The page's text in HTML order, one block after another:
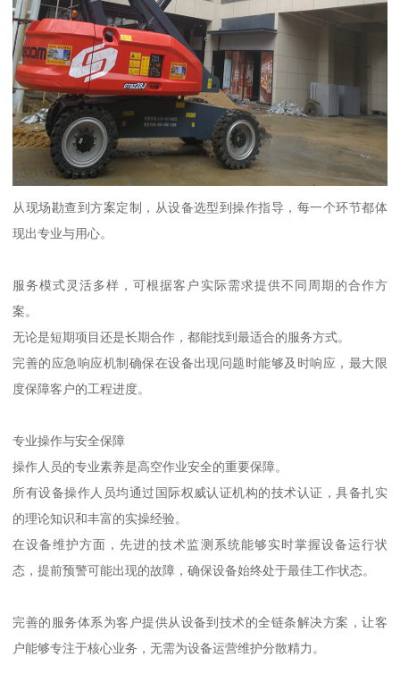
从现场勘查到方案定制，从设备选型到操作指导，每一个环节都体
现出专业与用心。
服务模式灵活多样，可根据客户实际需求提供不同周期的合作方
案。
无论是短期项目还是长期合作，都能找到最适合的服务方式。
完善的应急响应机制确保在设备出现问题时能够及时响应，最大限
度保障客户的工程进度。
专业操作与安全保障
操作人员的专业素养是高空作业安全的重要保障。
所有设备操作人员均通过国际权威认证机构的技术认证，具备扎实
的理论知识和丰富的实操经验。
在设备维护方面，先进的技术监测系统能够实时掌握设备运行状
态，提前预警可能出现的故障，确保设备始终处于最佳工作状态。
完善的服务体系为客户提供从设备到技术的全链条解决方案，让客
户能够专注于核心业务，无需为设备运营维护分散精力。